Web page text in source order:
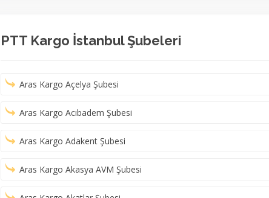
PTT Kargo İstanbul Şubeleri
Aras Kargo Açelya Şubesi
Aras Kargo Acıbadem Şubesi
Aras Kargo Adakent Şubesi
Aras Kargo Akasya AVM Şubesi